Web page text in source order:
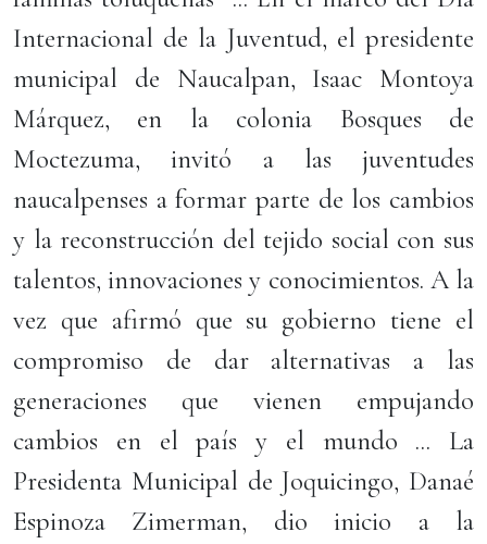
Internacional de la Juventud, el presidente
municipal de Naucalpan, Isaac Montoya
Márquez, en la colonia Bosques de
Moctezuma, invitó a las juventudes
naucalpenses a formar parte de los cambios
y la reconstrucción del tejido social con sus
talentos, innovaciones y conocimientos. A la
vez que afirmó que su gobierno tiene el
compromiso de dar alternativas a las
generaciones que vienen empujando
cambios en el país y el mundo ... La
Presidenta Municipal de Joquicingo, Danaé
Espinoza Zimerman, dio inicio a la